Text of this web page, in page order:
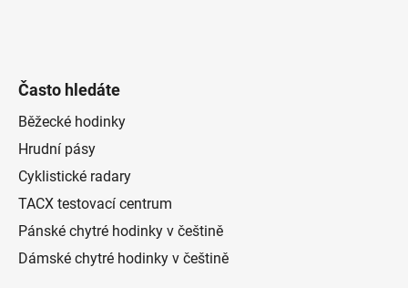
Často hledáte
Běžecké hodinky
Hrudní pásy
Cyklistické radary
TACX testovací centrum
Pánské chytré hodinky v češtině
Dámské chytré hodinky v češtině